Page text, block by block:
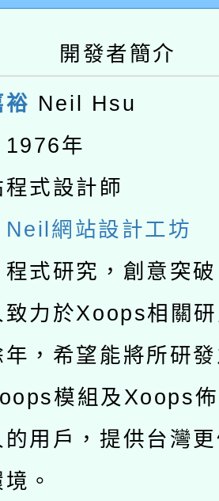
動簡章
國民及學前教育
19疫苗接
象擴大為「滿6
民眾」措施，延
止
濟部水利署委託
研究院辦理「
優單位及節水達
月22日(星期六
孔廟祈福系列
啟航」
桃園地景藝術
桃園藝術巡演
育部國民及學前
灣師範大學辦理
康促進學校輔導
研習」實施計畫
家教育研究院中
族教育政策研討
國際趨勢與發展
政府教育局辦
成長研習實施計
工作坊新北場」
立臺灣師範大學
學習班」招生簡
關國立成功大學
共融平台-教案
國民及學前教育
19疫苗接
開發者簡介
裕 Neil Hsu
1976年
式設計師
Neil網站設計工坊
程式研究，創意突
致力於Xoops相關
年，希望能將所研
模組及Xoops
的用戶，提供台灣
。